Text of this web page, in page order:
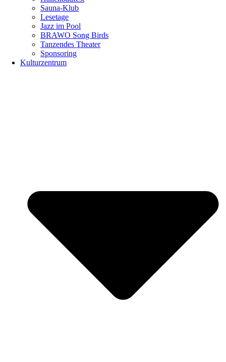
Sauna-Klub
Lesetage
Jazz im Pool
BRAWO Song Birds
Tanzendes Theater
Sponsoring
Kulturzentrum